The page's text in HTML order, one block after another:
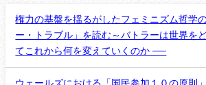
権力の基盤を揺るがしたフェミニズム哲学
ー・トラブル」を読む～バトラーは世界を
てこれから何を変えていくのか ──